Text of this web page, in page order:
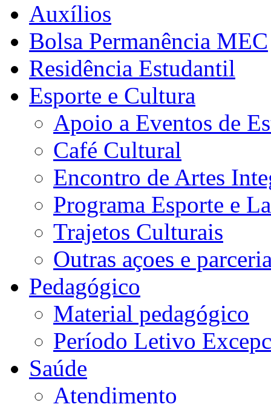
Auxílios
Bolsa Permanência MEC
Residência Estudantil
Esporte e Cultura
Apoio a Eventos de
Café Cultural
Encontro de Artes
Programa Esporte e
Trajetos Culturais
Outras açoes e
Pedagógico
Material pedagógico
Período Letivo
Saúde
Atendimento